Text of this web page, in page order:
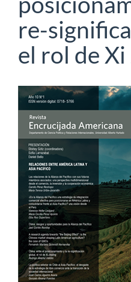
re-
el rol de
Barra
lateral
del
artículo